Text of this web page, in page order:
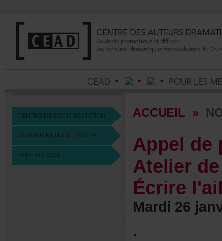
CENTREDEDOCUMENTATION
DEVENIRMEMBREDUCEAD
FAIREUNDON
ACCUEIL »
.